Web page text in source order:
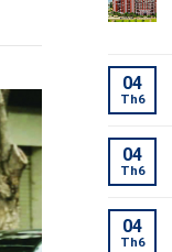
04
Th6
04
Th6
04
Th6